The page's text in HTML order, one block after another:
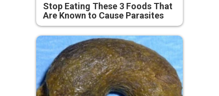
Stop Eating These 3 Foods That
Are Known to Cause Parasites